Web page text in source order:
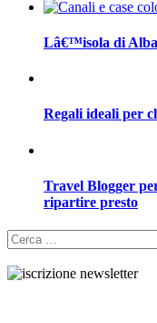
Lâ€™isola di
Regali ideali per
Travel Blogger
ripartire presto
Ricerca
per: